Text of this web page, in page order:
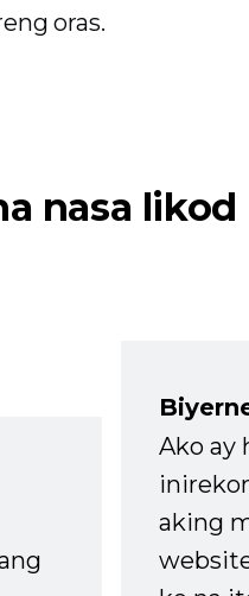
oras.
nasa likod
Ako ay
aking